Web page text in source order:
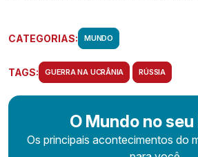
CATEGORIAS: MUNDO
TAGS: GUERRA NA UCRÂNIA RÚSSIA
O Mundo no seu
Os principais acontecimentos do